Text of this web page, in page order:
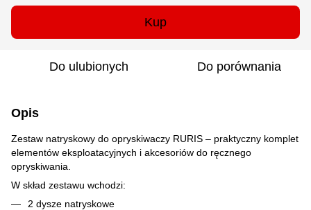
Kup
Do ulubionych Do porównania
Opis
Zestaw natryskowy do opryskiwaczy RURIS – praktyczny komplet
elementów eksploatacyjnych i akcesoriów do ręcznego
opryskiwania.
W skład zestawu wchodzi:
2 dysze natryskowe